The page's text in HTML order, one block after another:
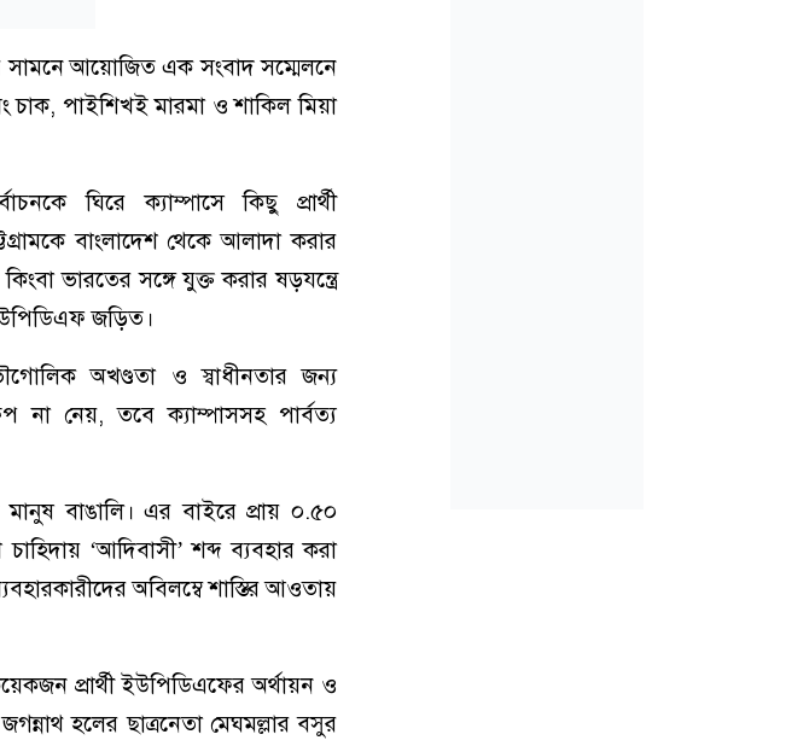
সামনে আয়োজিত এক সংবাদ সম্মেলনে
চাক, পাইশিখই মারমা ও শাকিল মিয়া
ঘিরে ক্যাম্পাসে কিছু প্রার্থী
বাংলাদেশ থেকে আলাদা করার
ভারতের সঙ্গে যুক্ত করার ষড়যন্ত্রে
ইউপিডিএফ জড়িত।
অখণ্ডতা ও স্বাধীনতার জন্য
না নেয়, তবে ক্যাম্পাসসহ পার্বত্য
বাঙালি। এর বাইরে প্রায় ০.৫০
‘আদিবাসী’ শব্দ ব্যবহার করা
অবিলম্বে শাস্তির আওতায়
প্রার্থী ইউপিডিএফের অর্থায়ন ও
হলের ছাত্রনেতা মেঘমল্লার বসুর